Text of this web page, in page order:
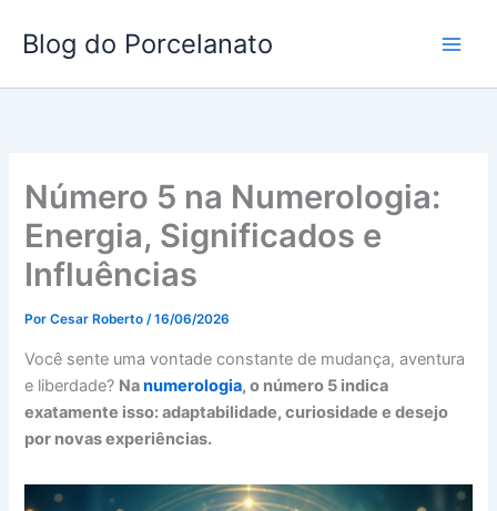
para
conteúdo
Blog do Porcelanato
Número 5 na Numerologia:
Energia, Significados e
Influências
PorCesar Roberto/16/06/2026
Você sente uma vontade constante de mudança, aventura
e liberdade? Nanumerologia, o número 5 indica
exatamente isso: adaptabilidade, curiosidade e desejo
por novas experiências.